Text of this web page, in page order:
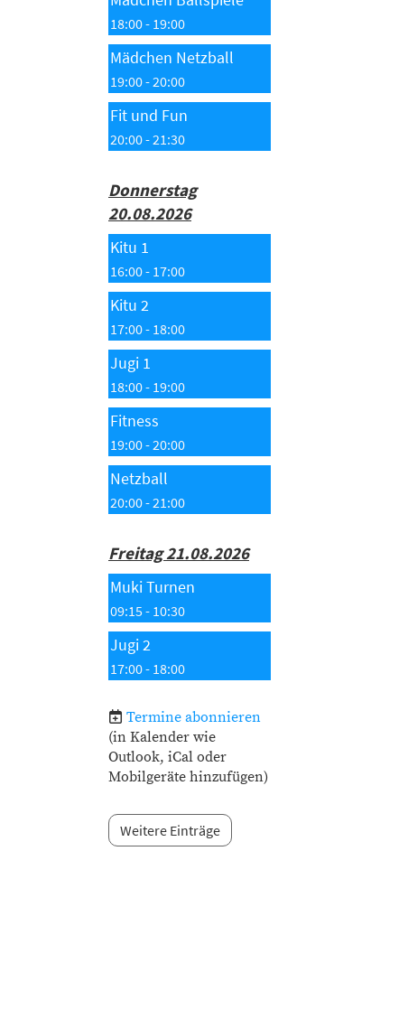
18:00 - 19:00
Mädchen Netzball
19:00 - 20:00
Fit und Fun
20:00 - 21:30
Donnerstag
20.08.2026
Kitu 1
16:00 - 17:00
Kitu 2
17:00 - 18:00
Jugi 1
18:00 - 19:00
Fitness
19:00 - 20:00
Netzball
20:00 - 21:00
Freitag 21.08.2026
Muki Turnen
09:15 - 10:30
Jugi 2
17:00 - 18:00
Termine abonnieren
(in Kalender wie
Outlook, iCal oder
Mobilgeräte hinzufügen)
Weitere Einträge